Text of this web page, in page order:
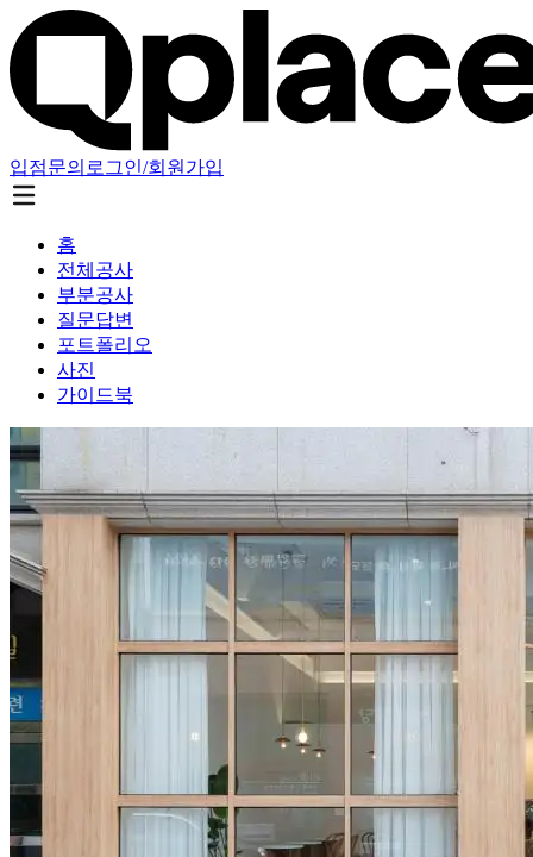
입점문의 로그인/회원가입
홈
전체공사
부분공사
질문답변
포트폴리오
사진
가이드북